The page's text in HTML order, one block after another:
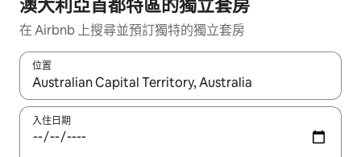
澳大利亞首都特區的獨立套房
在 Airbnb 上搜尋並預訂獨特的獨立套房
位置
如有搜尋結果，瀏覽內容時請使用上下箭頭，或輕點、滑動裝置。
入住日期